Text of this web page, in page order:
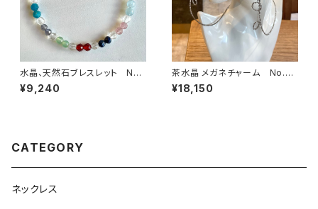
水晶、天然石ブレスレット No.1
5334
¥9,240
茶水晶 メガネチャーム No.07
191
¥18,150
CATEGORY
ネックレス